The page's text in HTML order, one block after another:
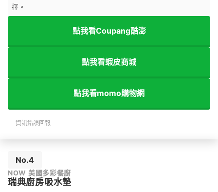
擇。
點我看Coupang酷澎
點我看蝦皮商城
點我看momo購物網
資訊錯誤回報
No.4
NOW 美國多彩餐廚
瑞典廚房吸水墊